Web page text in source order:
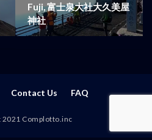
Fuji, 富士泉大社大久美屋
神社
Contact Us FAQ
2021 Complotto.inc